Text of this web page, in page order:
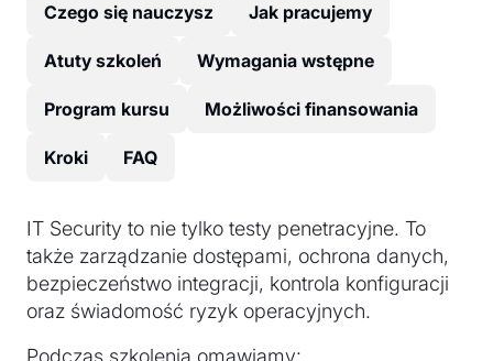
Czego się nauczysz Jak pracujemy
Atuty szkoleń Wymagania wstępne
Program kursu Możliwości finansowania
Kroki FAQ
IT Security to nie tylko testy penetracyjne. To
także zarządzanie dostępami, ochrona danych,
bezpieczeństwo integracji, kontrola konfiguracji
oraz świadomość ryzyk operacyjnych.
Podczas szkolenia omawiamy: